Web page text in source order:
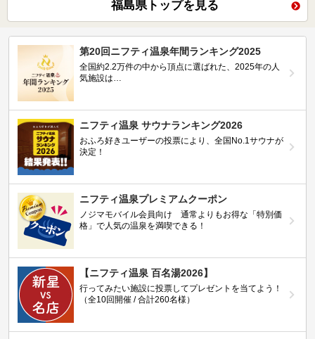
福島県トップを見る
第20回ニフティ温泉年間ランキング2025
全国約2.2万件の中から頂点に選ばれた、2025年の人
気施設は…
ニフティ温泉 サウナランキング2026
おふろ好きユーザーの投票により、全国No.1サウナが
決定！
ニフティ温泉プレミアムクーポン
ノジマモバイル会員向け 通常よりもお得な「特別価
格」で人気の温泉を満喫できる！
【ニフティ温泉 百名湯2026】
行ってみたい施設に投票してプレゼントを当てよう！
（全10回開催 / 合計260名様）